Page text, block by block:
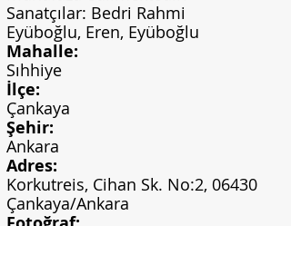
Sanatçılar: Bedri Rahmi
Eyüboğlu, Eren, Eyüboğlu
Mahalle:
Sıhhiye
İlçe:
Çankaya
Şehir:
Ankara
Adres:
Korkutreis, Cihan Sk. No:2, 06430
Çankaya/Ankara
Fotoğraf: